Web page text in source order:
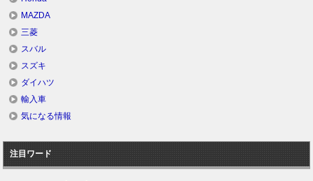
MAZDA
三菱
スバル
スズキ
ダイハツ
輸入車
気になる情報
注目ワード